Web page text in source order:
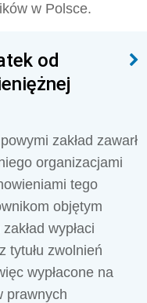
w Polsce.
od
zakład zawarł
organizacjami
tego
objętym
wypłaci
tytułu zwolnień
wypłacone na
prawnych